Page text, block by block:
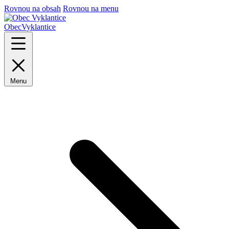
Rovnou na obsah Rovnou na menu
ObecVyklantice
Menu